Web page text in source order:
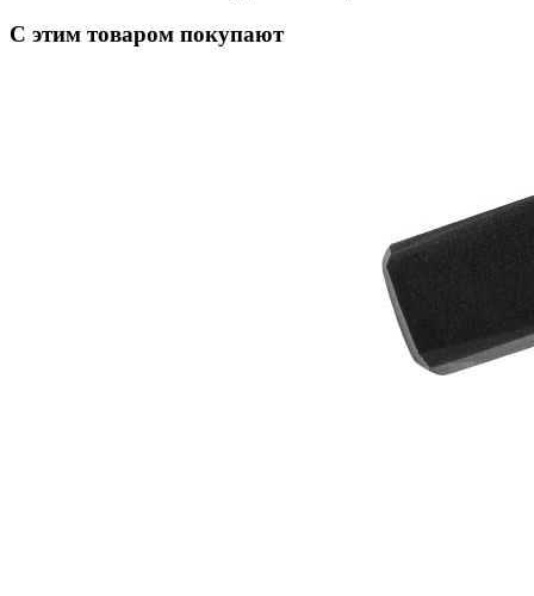
С этим товаром покупают